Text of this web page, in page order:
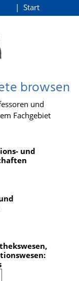
Start
browsen
und
Fachgebiet
und